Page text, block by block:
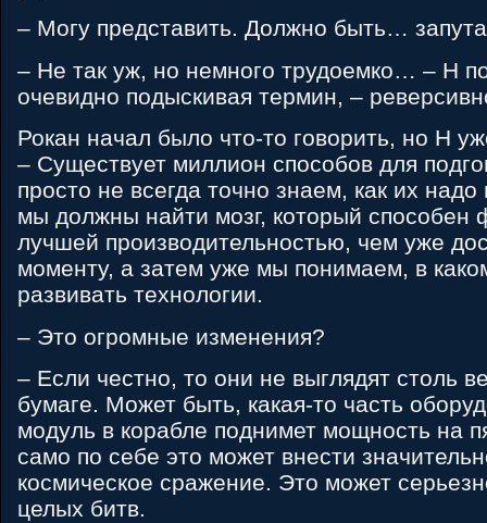
– Могу представить. Должно быть…
– Не так уж, но немного трудоемко… – H
очевидно подыскивая термин, –
Рокан начал было что-то говорить, но H
– Существует миллион способов для
просто не всегда точно знаем, как их
мы должны найти мозг, который способен
лучшей производительностью, чем уже
моменту, а затем уже мы понимаем, в
развивать технологии.
– Это огромные изменения?
– Если честно, то они не выглядят столь
бумаге. Может быть, какая-то часть
модуль в корабле поднимет мощность на
само по себе это может внести
космическое сражение. Это может
целых битв.